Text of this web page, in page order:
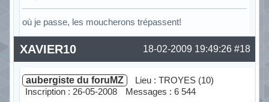
où je passe, les moucherons trépassent!
Hors ligne #18
18-02-2009 19:49:26
XAVIER10
aubergiste du foruMZ
Lieu : TROYES (10)
Inscription : 26-05-2008
Messages : 6 544